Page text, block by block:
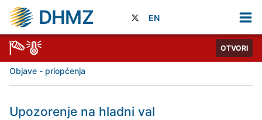
DHMZ EN
OTVORI
Objave - priopćenja
Upozorenje na hladni val